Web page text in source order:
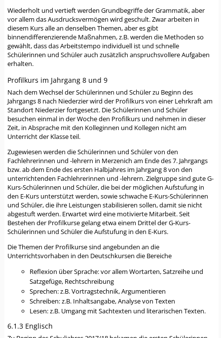
Wiederholt und vertieft werden Grundbegriffe der Grammatik, aber
vor allem das Ausdrucksvermögen wird geschult. Zwar arbeiten in
diesem Kurs alle an denselben Themen, aber es gibt
binnendifferenzierende Maßnahmen, z.B. werden die Methoden so
gewählt, dass das Arbeitstempo individuell ist und schnelle
Schülerinnen und Schüler auch zusätzlich anspruchsvollere Aufgaben
erhalten.
Profilkurs im Jahrgang 8 und 9
Nach dem Wechsel der Schülerinnen und Schüler zu Beginn des
Jahrgangs 8 nach Niederzier wird der Profilkurs von einer Lehrkraft am
Standort Niederzier fortgesetzt. Die Schülerinnen und Schüler
besuchen einmal in der Woche den Profilkurs und nehmen in dieser
Zeit, in Absprache mit den Kolleginnen und Kollegen nicht am
Unterricht der Klasse teil.
Zugewiesen werden die Schülerinnen und Schüler von den
Fachlehrerinnen und -lehrern in Merzenich am Ende des 7. Jahrgangs
bzw. ab dem Ende des ersten Halbjahres im Jahrgang 8 von den
unterrichtenden Fachlehrerinnen und -lehrern. Zielgruppe sind gute G-
Kurs-Schülerinnen und Schüler, die bei der möglichen Aufstufung in
den E-Kurs unterstützt werden, sowie schwache E-Kurs-Schülerinnen
und Schüler, die ihre Leistungen stabilisieren sollen, damit sie nicht
abgestuft werden. Erwartet wird eine motivierte Mitarbeit. Seit
Bestehen der Profilkurse gelang etwa einem Drittel der G-Kurs-
Schülerinnen und Schüler die Aufstufung in den E-Kurs.
Die Themen der Profilkurse sind angebunden an die
Unterrichtsvorhaben in den Deutschkursen die Bereiche
Reflexion über Sprache: vor allem Wortarten, Satzreihe und
Satzgefüge, Rechtschreibung
Sprechen: z.B. Vortragstechnik, Argumentieren
Schreiben: z.B. Inhaltsangabe, Analyse von Texten
Lesen: z.B. Umgang mit Sachtexten und literarischen Texten.
6.1.3 Englisch